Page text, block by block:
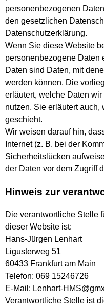
personenbezogenen
den gesetzlichen
Datenschutzerklärung.
Wenn Sie diese Website
personenbezogene Daten
Daten sind Daten, mit
werden können. Die
erläutert, welche Daten
nutzen. Sie erläutert
geschieht.
Wir weisen darauf hin,
Internet (z. B. bei der
Sicherheitslücken
der Daten vor dem Zugriff
Hinweis zur
Die verantwortliche Stelle
dieser Website ist:
Hans-Jürgen Lenhart
Ligusterweg 51
60433 Frankfurt am Main
Telefon: 069 15246726
E-Mail: Lenhart-
Verantwortliche Stelle ist